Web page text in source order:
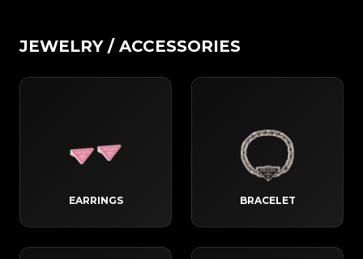
JEWELRY / ACCESSORIES
EARRINGS BRACELET